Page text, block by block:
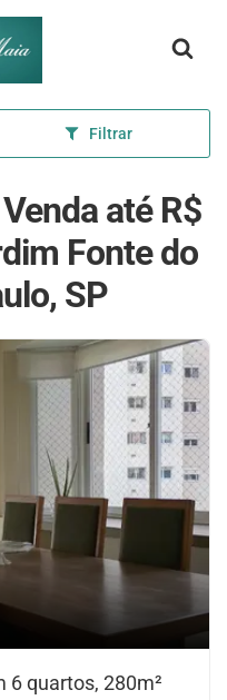
Filtrar
até R$
Fonte do
SP
6 quartos, 280m²